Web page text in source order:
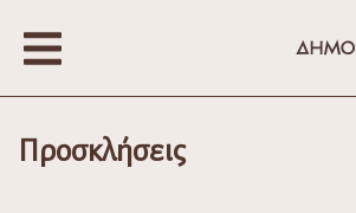
Προσκλήσεις